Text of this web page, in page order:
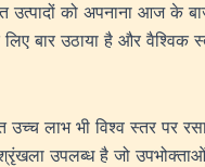
उत्पादों को अपनाना आज के
बार उठाया है और वैश्विक
उच्च लाभ भी विश्व स्तर पर
उपलब्ध है जो